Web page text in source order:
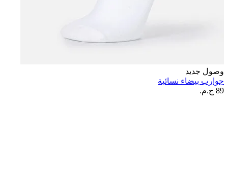
وصول جديد
جوارب بيضاء نسائية
89 ج.م.‏